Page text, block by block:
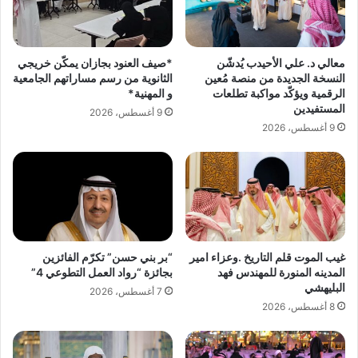
ل
م
خ
د
ر
ا
ت
ب
ح
ا
ف
ظ
ة
ا
ل
ط
ا
ف
م
ئ
ع
ل
ى
ي
ر
ا
ل
ع
م
ل
ب
م
د
ا
س
ا
معالي د. علي الأحيدب يُدشّن
النسخة الجديدة من منصة مُعين
الرقمية ويؤكّد مواكبة تطلعات
المستفيدين
9 أغسطس، 2026
*صيف العنود بجازان يمكّن خريجي
الثانوية من رسم مساراتهم الجامعية
و المهنية*
9 أغسطس، 2026
غيب الموت قلم التاريخ .وعزاء امير
المدينه المنورة للمهندس فهد
البليهشي
8 أغسطس، 2026
“بر بني حسن” تكرّم الفائزين
بجائزة “رواد العمل التطوعي 4”
7 أغسطس، 2026